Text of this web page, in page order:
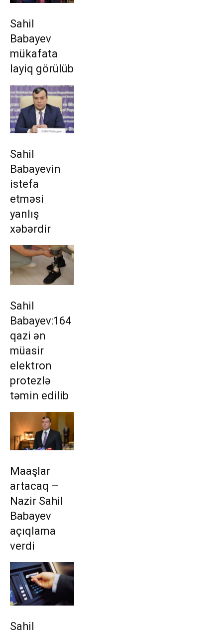
Sahil
Babayev
mükafata
layiq görülüb
Sahil
Babayevin
istefa
etməsi
yanlış
xəbərdir
Sahil
Babayev:164
qazi ən
müasir
elektron
protezlə
təmin edilib
Maaşlar
artacaq –
Nazir Sahil
Babayev
açıqlama
verdi
Sahil